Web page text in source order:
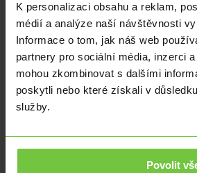
K personalizaci obsahu a reklam,
médií a analýze naší návštěvnosti
Informace o tom, jak náš web
partnery pro sociální média, inzerci
mohou zkombinovat s dalšími
poskytli nebo které získali v
služby.
Povolit
Při
pohledu
do
nových
daňových
změn
ale